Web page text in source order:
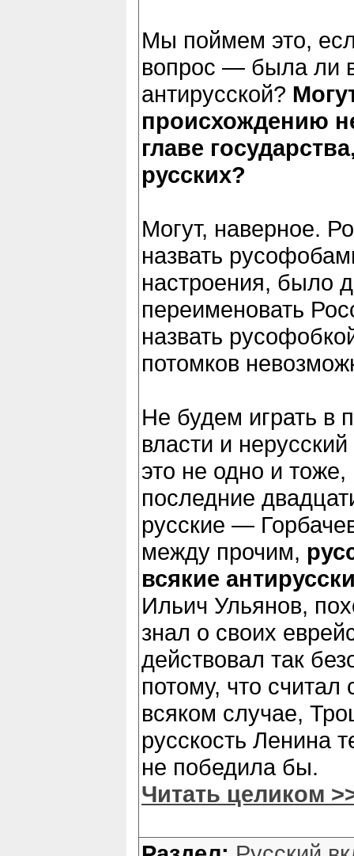
Мы поймем это,
вопрос — была ли
антирусской?
происхождению
главе
русских?
Могут, наверное.
назвать
настроения, было
переименовать
назвать
потомков
Не будем играть в
власти и
это не одно и
последние
русские —
между прочим,
всякие
Ильич Ульянов,
знал о своих
действовал так
потому, что
всяком случае,
русскость Ленина
не победила бы.
Читать целиком